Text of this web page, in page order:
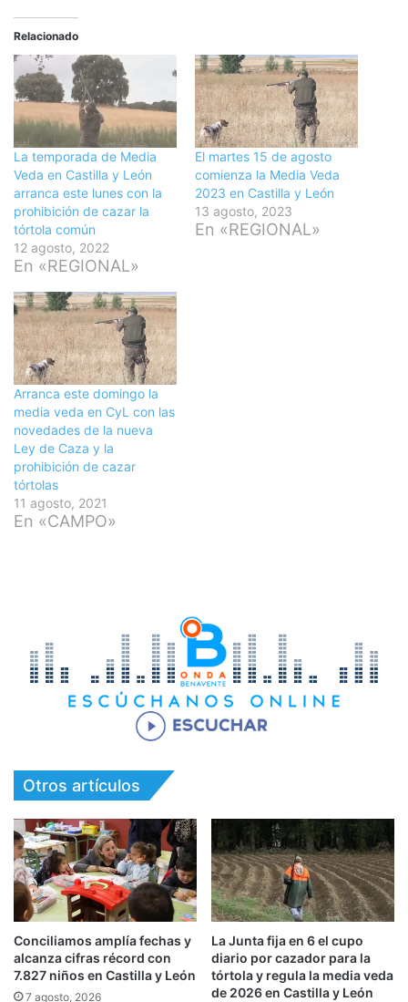
Relacionado
La temporada de Media
Veda en Castilla y León
arranca este lunes con la
prohibición de cazar la
tórtola común
12 agosto, 2022
En «REGIONAL»
El martes 15 de agosto
comienza la Media Veda
2023 en Castilla y León
13 agosto, 2023
En «REGIONAL»
Arranca este domingo la
media veda en CyL con las
novedades de la nueva
Ley de Caza y la
prohibición de cazar
tórtolas
11 agosto, 2021
En «CAMPO»
Otros artículos
Conciliamos amplía fechas y
alcanza cifras récord con
7.827 niños en Castilla y León
7 agosto, 2026
La Junta fija en 6 el cupo
diario por cazador para la
tórtola y regula la media veda
de 2026 en Castilla y León